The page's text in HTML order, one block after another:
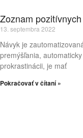
Zoznam
13. septembra 2022
Návyk je
premýšľania,
prokrastinácii, je mať
Pokračovať v čítaní »